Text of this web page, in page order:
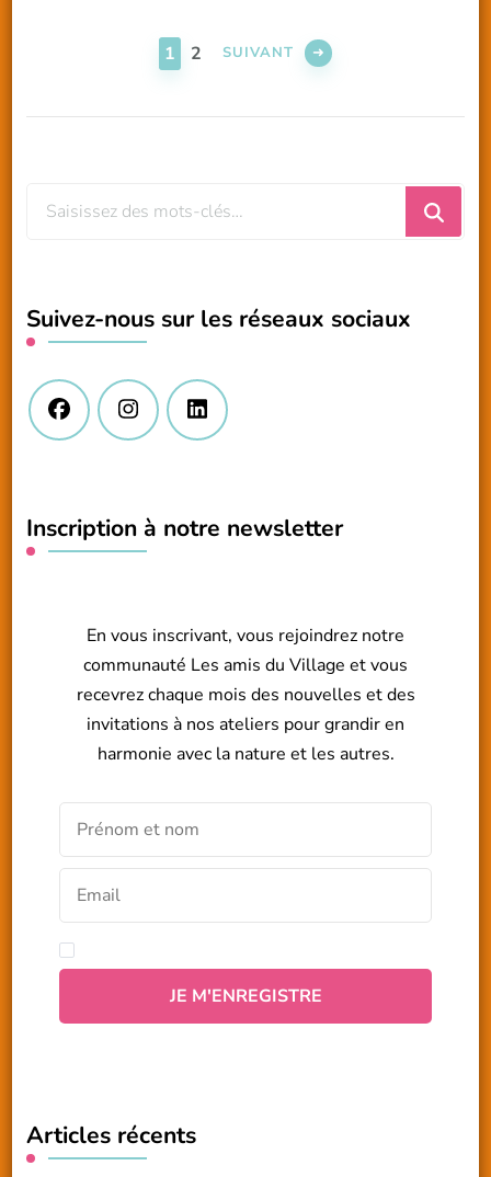
PAGE
1 PAGE
2 SUIVANT
?
Suivez-nous sur les réseaux sociaux
Inscription à notre newsletter
En vous inscrivant, vous rejoindrez notre
communauté Les amis du Village et vous
recevrez chaque mois des nouvelles et des
invitations à nos ateliers pour grandir en
harmonie avec la nature et les autres.
Articles récents